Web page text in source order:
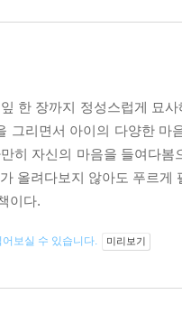
한 장까지 정성스럽게 묘
그리면서 아이의 다양한 마
히 자신의 마음을 들여다
올려다보지 않아도 푸르
이다.
보실 수 있습니다. 미리보기